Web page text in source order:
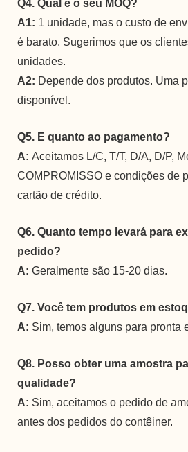
Q4. Qual é o seu MOQ?
A1: 1 unidade, mas o custo de
é barato. Sugerimos que os
unidades.
A2: Depende dos produtos. Uma
disponível.
Q5. E quanto ao pagamento?
A: Aceitamos L/C, T/T, D/A, D/P,
COMPROMISSO e condições de
cartão de crédito.
Q6. Quanto tempo levará para
pedido?
A: Geralmente são 15-20 dias.
Q7. Você tem produtos em
A: Sim, temos alguns para pronta
Q8. Posso obter uma amostra
qualidade?
A: Sim, aceitamos o pedido de
antes dos pedidos do contêiner.